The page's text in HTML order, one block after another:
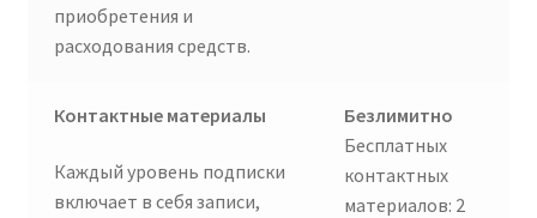
приобретения и
расходования средств.
Контактные материалы
Каждый уровень подписки
включает в себязаписи,
Безлимитно
Бесплатных
контактных
материалов: 2